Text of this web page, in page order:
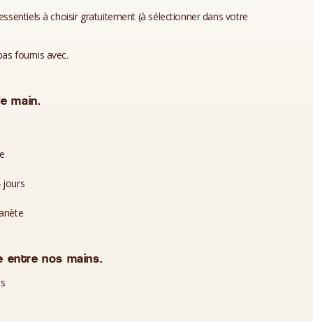
à choisir gratuitement (à sélectionner dans votre
fournis avec.
main.
jours
entre nos mains.